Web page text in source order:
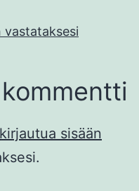
vastataksesi
kirjautua sisään